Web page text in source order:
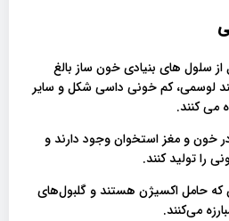
سلول های بنیادی خون ساز بالغ
لوسمی، کم خونی داسی شکل و سایر
می کنند.
خون و مغز استخوان وجود دارند و
را تولید کنند.
که حامل اکسیژن هستند و گلبول‌های
می‌کنند.